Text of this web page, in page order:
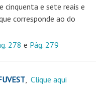
cinquenta e sete reais e
corresponde ao do
278 e Pág. 279
, Clique aqui